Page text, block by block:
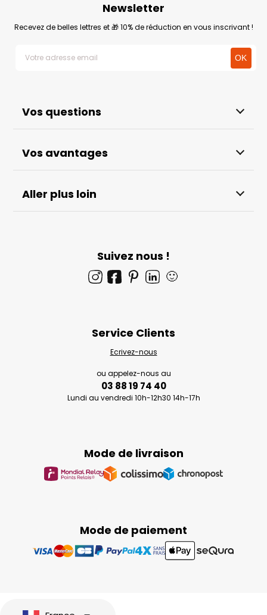
Vos questions
Vos avantages
Aller plus loin
Newsletter
Recevez de belles lettres et 🎁 10% de réduction en vous inscrivant !
Suivez nous !
🙂
Mode de paiement
Mode de livraison
Service Clients
Ecrivez-nous
ou appelez-nous au
03 88 19 74 40
Lundi au vendredi 10h-12h30 14h-17h